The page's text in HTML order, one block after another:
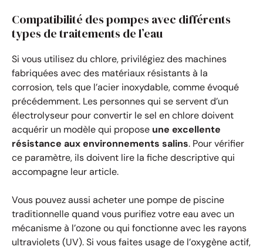
Compatibilité des pompes avec différents
types de traitements de l’eau
Si vous utilisez du chlore, privilégiez des machines
fabriquées avec des matériaux résistants à la
corrosion, tels que l’acier inoxydable, comme évoqué
précédemment. Les personnes qui se servent d’un
électrolyseur pour convertir le sel en chlore doivent
acquérir un modèle qui propose une excellente
résistance aux environnements salins. Pour vérifier
ce paramètre, ils doivent lire la fiche descriptive qui
accompagne leur article.
Vous pouvez aussi acheter une pompe de piscine
traditionnelle quand vous purifiez votre eau avec un
mécanisme à l’ozone ou qui fonctionne avec les rayons
ultraviolets (UV). Si vous faites usage de l’oxygène actif,